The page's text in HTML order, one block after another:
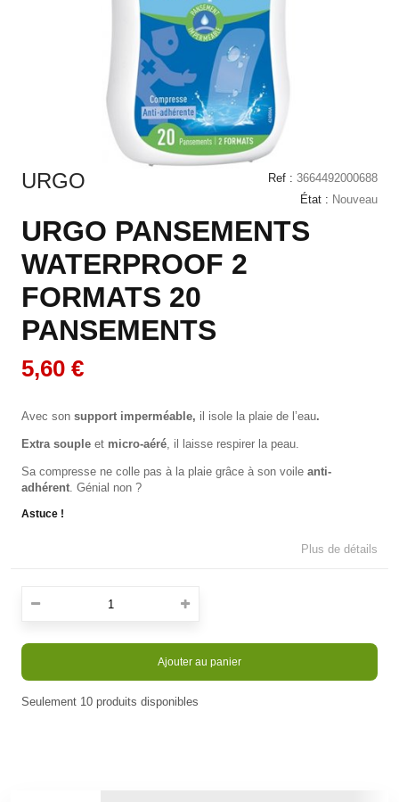
URGO Ref : 3664492000688
État : Nouveau
URGO PANSEMENTS
WATERPROOF 2
FORMATS 20
PANSEMENTS
5,60 €
Avec son support imperméable, il isole la plaie de l’eau.
Extra souple et micro-aéré, il laisse respirer la peau.
Sa compresse ne colle pas à la plaie grâce à son voile anti-
adhérent. Génial non ?
Astuce !
Plus de détails
Ajouter au panier
Seulement 10 produits disponibles